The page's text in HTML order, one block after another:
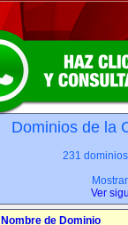
Dominios de la
231
Ver
Nombre de Dominio